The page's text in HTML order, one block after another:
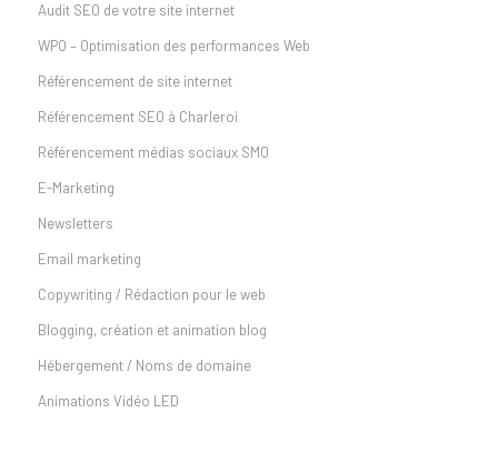
Audit SEO de votre site internet
WPO – Optimisation des performances Web
Référencement de site internet
Référencement SEO à Charleroi
Référencement médias sociaux SMO
E-Marketing
Newsletters
Email marketing
Copywriting / Rédaction pour le web
Blogging, création et animation blog
Hébergement / Noms de domaine
Animations Vidéo LED